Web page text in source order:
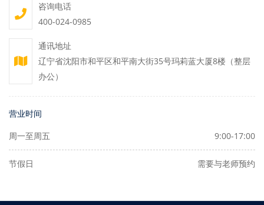
咨询电话
400-024-0985
通讯地址
辽宁省沈阳市和平区和平南大街35号玛莉蓝大厦8楼（整层
办公）
营业时间
周一至周五 9:00-17:00
节假日 需要与老师预约